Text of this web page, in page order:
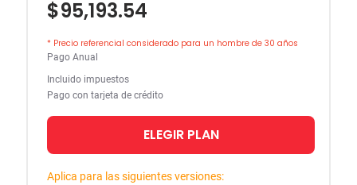
$95,193.54
* Precio referencial considerado para un hombre de 30 años
Pago Anual
Incluido impuestos
Pago con tarjeta de crédito
ELEGIR PLAN
Aplica para las siguientes versiones: